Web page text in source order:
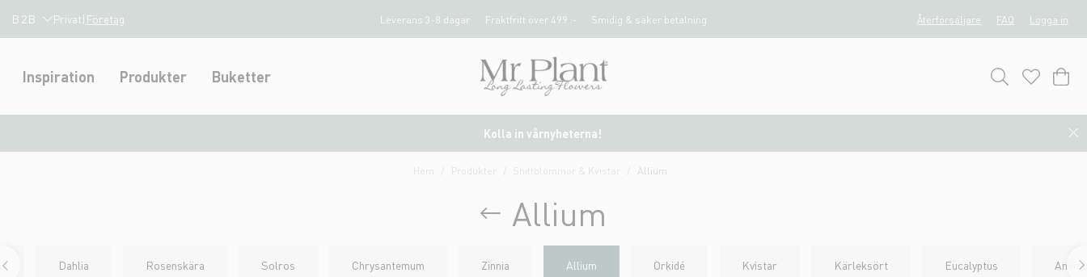
B2B Privat| Företag Leverans 3-8 dagar Fraktfritt över 499 :- Smidig & säker betalning Återförsäljare FAQ Logga in
Inspiration Produkter Buketter
Kolla in vårnyheterna!
Hem Produkter Snittblommor & Kvistar Allium
Allium
Dahlia Rosenskära Solros Chrysantemum Zinnia Allium Orkidé Kvistar Kärleksört Eucalyptus